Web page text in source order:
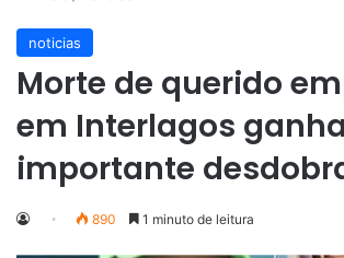
noticias
Morte de querido
em Interlagos
importante
890 1 minuto de leitura